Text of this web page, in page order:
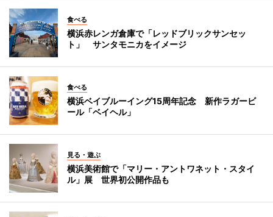
食べる
横浜赤レンガ倉庫で「レッドブリックサンセッ
ト」 サンタモニカをイメージ
食べる
横浜ベイブルーイング15周年記念 新作ラガービ
ール「ベイヘル」
見る・遊ぶ
横浜美術館で「マリー・アントワネット・スタイ
ル」展 世界初公開作品も